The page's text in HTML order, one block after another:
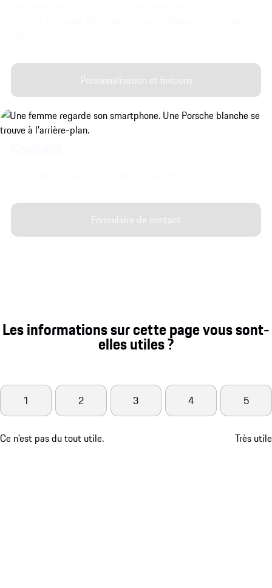
Personnalisation et finitions
Formulaire de contact
Les informations sur cette page vous sont-
elles utiles ?
Ce n'est pas du tout utile.
1 2 3 4 5
Très utile